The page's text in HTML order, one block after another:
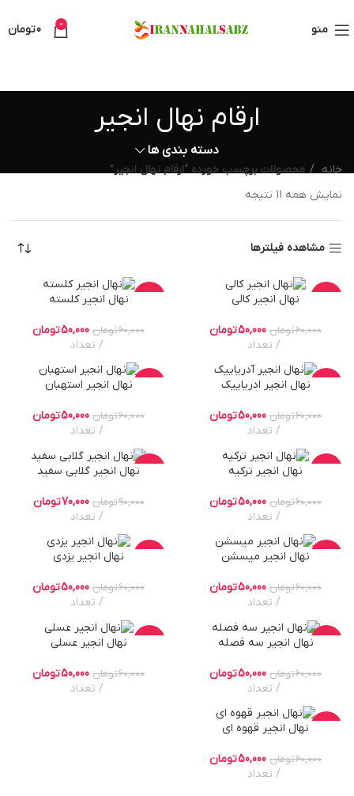
منو 0
0تومان
ارقام نهال انجیر
دسته بندی ها
خانه
محصولات برچسب خورده “ارقام نهال انجیر”
نمایش همه 11 نتیجه
مشاهده فیلترها
نهال انجیر کالی
60,000تومان 50,000تومان
تعداد
نهال انجیر کلسته
60,000تومان 50,000تومان
تعداد
نهال انجیر ادریاییک
60,000تومان 50,000تومان
تعداد
نهال انجیر استهبان
60,000تومان 50,000تومان
تعداد
نهال انجیر ترکیه
60,000تومان 50,000تومان
تعداد
نهال انجیر گلابی سفید
90,000تومان 70,000تومان
تعداد
نهال انجیر میسشن
60,000تومان 50,000تومان
تعداد
نهال انجیر یزدی
60,000تومان 50,000تومان
تعداد
نهال انجیر سه فصله
60,000تومان 50,000تومان
تعداد
نهال انجیر عسلی
60,000تومان 50,000تومان
تعداد
نهال انجیر قهوه ای
60,000تومان 50,000تومان
تعداد